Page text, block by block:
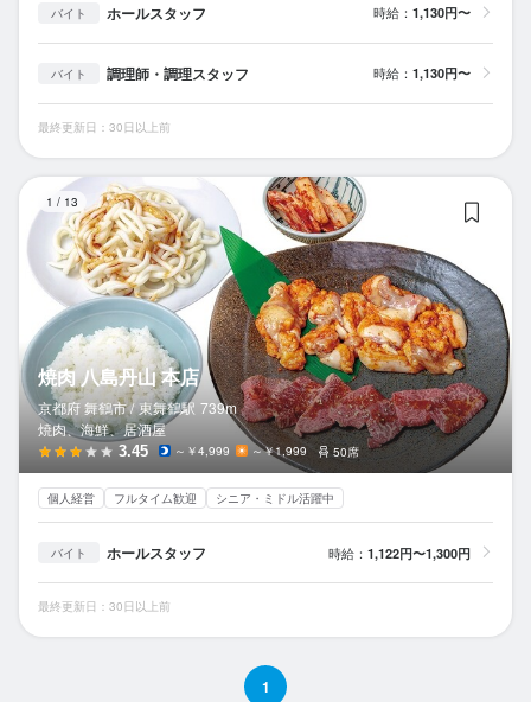
バイト ホールスタッフ 時給： 1,130円〜
バイト 調理師・調理スタッフ 時給： 1,130円〜
最終更新日：30日以上前
1 / 13
焼肉 八島丹山 本店
京都府 舞鶴市 / 東舞鶴駅 739m
焼肉、海鮮、居酒屋
3.45 ～￥4,999 ～￥1,999 50席
個人経営 フルタイム歓迎 シニア・ミドル活躍中
バイト ホールスタッフ 時給： 1,122円〜1,300円
最終更新日：30日以上前
1